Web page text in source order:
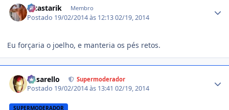
lucastarik Membro
Postado 19/02/2014 às 12:1302/19, 2014
Eu forçaria o joelho, e manteria os pés retos.
busarello Supermoderador
Postado 19/02/2014 às 13:4102/19, 2014
SUPERMODERADOR